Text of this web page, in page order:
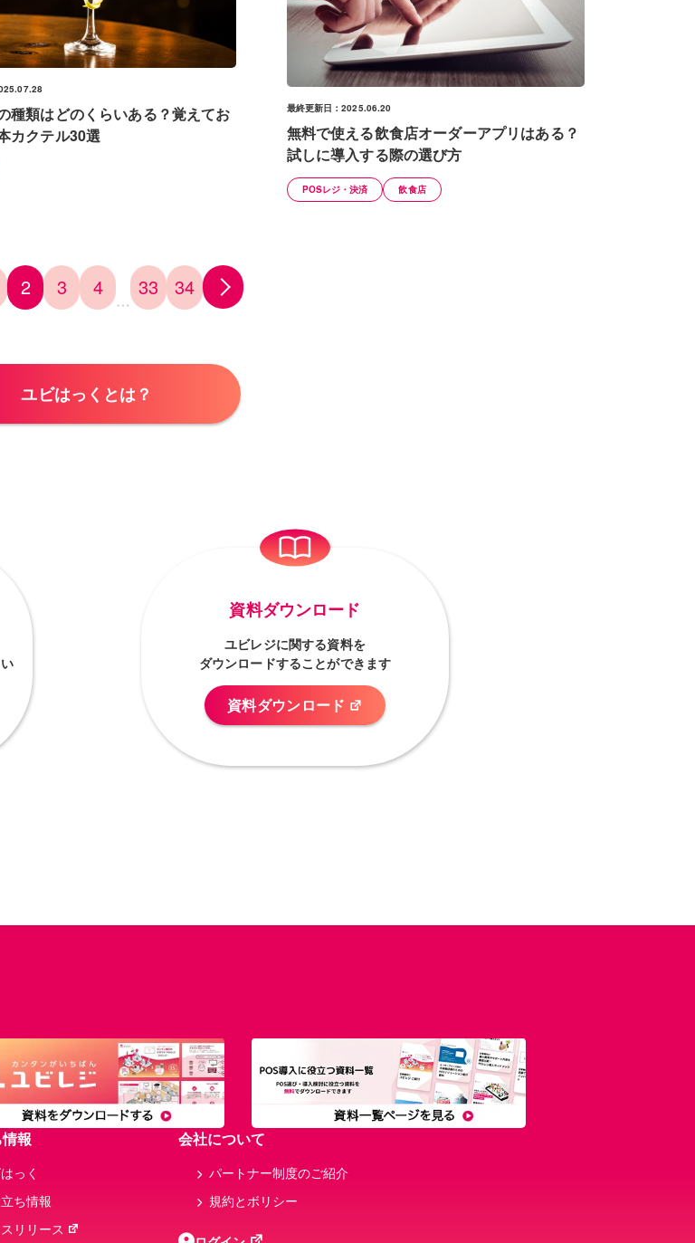
種類はどのくらいある？覚えてお
カクテル30選
最終更新日：2025.06.20
無料で使える飲食店オーダーアプリはある？
試しに導入する際の選び方
POSレジ・決済 飲食店
2 3 4 … 33 34
ユビはっくとは？
資料ダウンロード
ユビレジに関する資料を
ダウンロードすることができます
資料ダウンロード
報
っく
ち情報
リリース
会社について
パートナー制度のご紹介
規約とボリシー